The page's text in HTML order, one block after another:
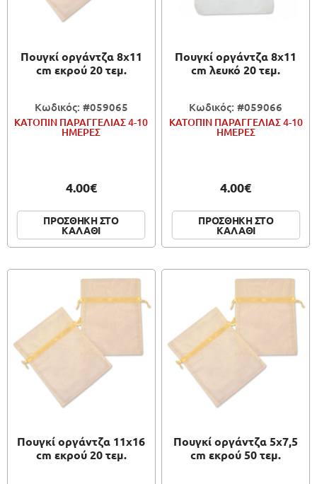
ΚΑΛΛΙΤΕΧΝΙΚΑ
Πουγκί οργάντζα 8x11
cm εκρού 20 τεμ.
Κωδικός: #059065
ΚΑΤΟΠΙΝ ΠΑΡΑΓΓΕΛΙΑΣ 4-10
ΗΜΕΡΕΣ
4.00€
ΠΡΟΣΘΗΚΗ ΣΤΟ
ΚΑΛΑΘΙ
Πουγκί οργάντζα 8x11
cm λευκό 20 τεμ.
Κωδικός: #059066
ΚΑΤΟΠΙΝ ΠΑΡΑΓΓΕΛΙΑΣ 4-10
ΗΜΕΡΕΣ
4.00€
ΠΡΟΣΘΗΚΗ ΣΤΟ
ΚΑΛΑΘΙ
Πουγκί οργάντζα 11x16
cm εκρού 20 τεμ.
Πουγκί οργάντζα 5x7,5
cm εκρού 50 τεμ.